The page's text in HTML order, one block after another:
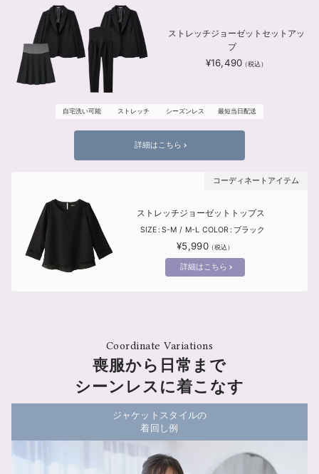
ストレッチジョーゼットセットアッ
プ
¥16,490
自宅洗い可能 ストレッチ シーズンレス 最短当日配送
詳細はこちら
ストレッチジョーゼットトップス
SIZE S-M M-L COLOR ブラック
¥5,990
詳細はこちら
喪服から日常まで
シーンレスに着こなす
ジャケットスタイルの
着回し例